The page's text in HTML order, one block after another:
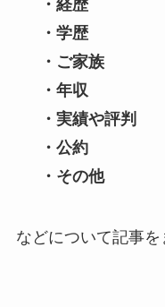
・経歴
・学歴
・ご家族
・年収
・実績や評判
・公約
・その他
などについて記事を